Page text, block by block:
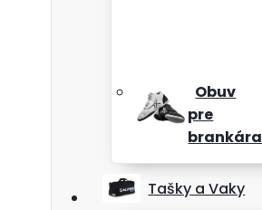
Obuv
pre
brankára
Tašky a Vaky